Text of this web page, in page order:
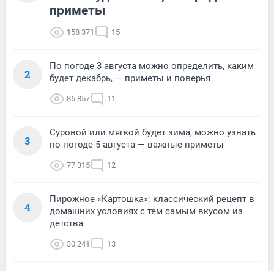
приметы
158 371 15
2
По погоде 3 августа можно определить, каким
будет декабрь, — приметы и поверья
86 857 11
3
Суровой или мягкой будет зима, можно узнать
по погоде 5 августа — важные приметы
77 315 12
4
Пирожное «Картошка»: классический рецепт в
домашних условиях с тем самым вкусом из
детства
30 241 13